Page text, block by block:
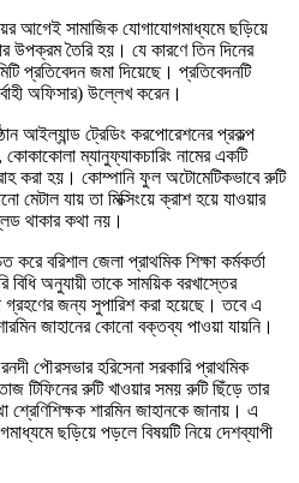
আগেই সামাজিক যোগাযোগমাধ্যমে ছড়িয়ে
উপক্রম তৈরি হয়। যে কারণে তিন দিনের
প্রতিবেদন জমা দিয়েছে। প্রতিবেদনটি
অফিসার) উল্লেখ করেন।
আইল্যান্ড ট্রেডিং করপোরেশনের প্রকল্প
ম্যানুফ্যাকচারিং নামের একটি
করা হয়। কোম্পানি ফুল অটোমেটিকভাবে রুটি
মেটাল যায় তা মিক্সিংয়ে ক্রাশ হয়ে যাওয়ার
থাকার কথা নয়।
করে বরিশাল জেলা প্রাথমিক শিক্ষা কর্মকর্তা
অনুযায়ী তাকে সাময়িক বরখাস্তের
গ্রহণের জন্য সুপারিশ করা হয়েছে। তবে এ
জাহানের কোনো বক্তব্য পাওয়া যায়নি।
পৌরসভার হরিসেনা সরকারি প্রাথমিক
টিফিনের রুটি খাওয়ার সময় রুটি ছিঁড়ে তার
শারমিন জাহানকে জানায়। এ
ছড়িয়ে পড়লে বিষয়টি নিয়ে দেশব্যাপী